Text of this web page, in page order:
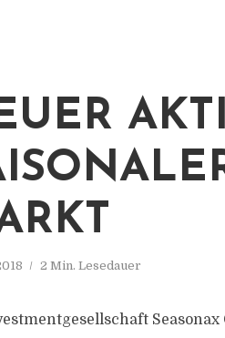
2 Min. Lesedauer